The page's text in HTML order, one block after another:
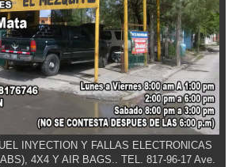
INYECTION Y FALLAS ELECTRONICAS
4X4 Y AIR BAGS.. TEL. 817-96-17 Ave.